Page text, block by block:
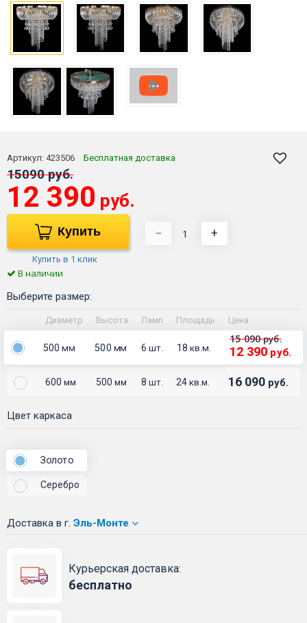
Артикул: 423506 Бесплатная доставка
15090 руб.
12 390 руб.
Купить
Купить в 1 клик
− +
В наличии
Выберите размер:
Диаметр Высота Ламп Площадь Цена
500мм 500 мм 6 шт. 18кв.м.
15 090руб.
12 390 руб.
600 мм 500 мм 8 шт. 24 кв.м. 16 090 руб.
Цвет каркаса
Золото
Серебро
Доставка в г. Эль-Монте
Курьерская доставка:
бесплатно